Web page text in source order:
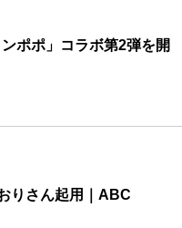
ポポ」コラボ第2弾を開
りさん起用｜ABC